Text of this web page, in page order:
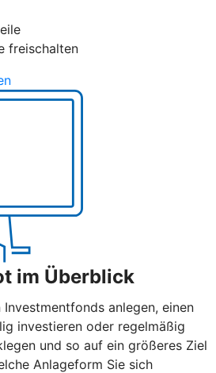
freischalten
im Überblick
anlegen, einen
investieren oder regelmäßig
und so auf ein größeres Ziel
Anlageform Sie sich